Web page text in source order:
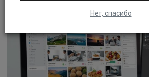
Нет, спасибо